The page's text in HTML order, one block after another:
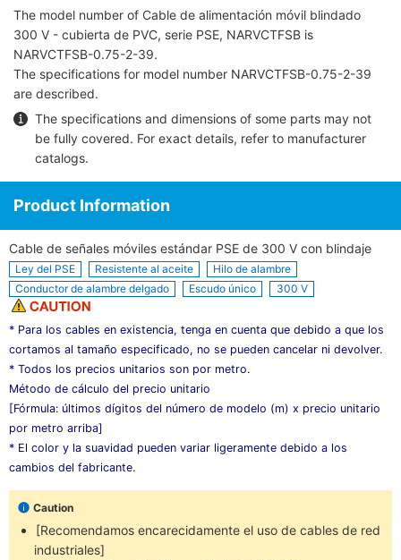
The model number of Cable de alimentación móvil blindado
300 V - cubierta de PVC, serie PSE, NARVCTFSB is
NARVCTFSB-0.75-2-39.
The specifications for model number NARVCTFSB-0.75-2-39
are described.
The specifications and dimensions of some parts may not
be fully covered. For exact details, refer to manufacturer
catalogs.
Product Information
Cable de señales móviles estándar PSE de 300 V con blindaje
Ley del PSE Resistente al aceite
Hilo de alambre
Conductor de alambre delgado
Escudo único 300 V
* Para los cables en existencia, tenga en cuenta que debido a que los
cortamos al tamaño especificado, no se pueden cancelar ni devolver.
* Todos los precios unitarios son por metro.
Método de cálculo del precio unitario
[Fórmula: últimos dígitos del número de modelo (m) x precio unitario
por metro arriba]
* El color y la suavidad pueden variar ligeramente debido a los
cambios del fabricante.
Caution
[Recomendamos encarecidamente el uso de cables de red
industriales]